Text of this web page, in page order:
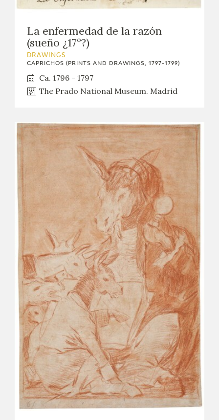
La enfermedad de la razón
(sueño ¿17º?)
DRAWINGS
CAPRICHOS (PRINTS AND DRAWINGS, 1797-1799)
Ca. 1796 - 1797
The Prado National Museum. Madrid